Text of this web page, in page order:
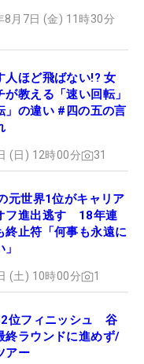
8月7日 (金) 11時30分
人ほど飛ばない!? 女
教える「速い回転」
」の違い #四の五の言
(日) 12時00分 31
元世界1位がキャリア
フ進出逃す 18年連
終止符「何事も永遠に
(土) 10時00分 1
位フィニッシュ 谷
終ラウンドに進めず/
アー